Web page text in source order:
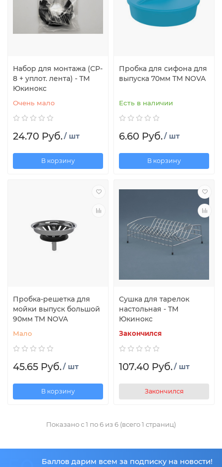
Набор для монтажа (CP-
8 + уплот. лента) - ТМ
Юкинокс
Очень мало
24.70 Руб./ шт
В корзину
Пробка для сифона для
выпуска 70мм TM NOVA
Есть в наличии
6.60 Руб./ шт
В корзину
Пробка-решетка для
мойки выпуск большой
90мм TM NOVA
Мало
45.65 Руб./ шт
В корзину
Сушка для тарелок
настольная - ТМ
Юкинокс
Закончился
107.40 Руб./ шт
Закончился
Показано с 1 по 6 из 6 (всего 1 страниц)
Баллов дарим всем за подписку на новости!